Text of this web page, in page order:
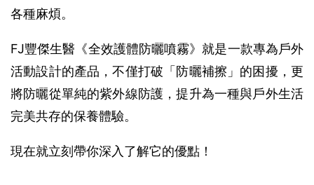
各種麻煩。
FJ豐傑生醫《全效護體防曬噴霧》就是一款專為戶外
活動設計的產品，不僅打破「防曬補擦」的困擾，更
將防曬從單純的紫外線防護，提升為一種與戶外生活
完美共存的保養體驗。
現在就立刻帶你深入了解它的優點！